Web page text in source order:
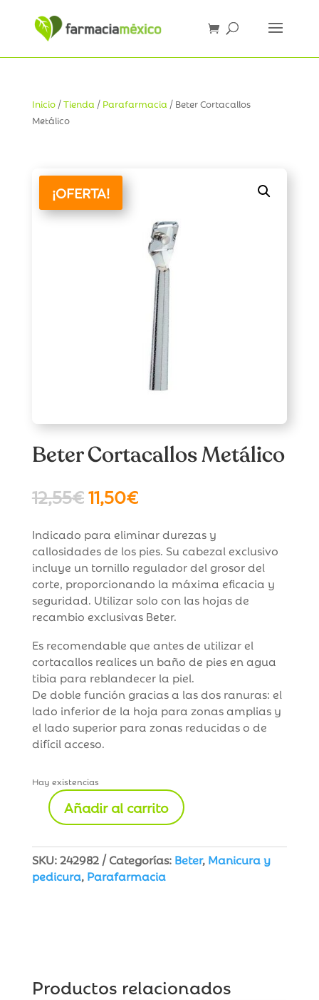
Inicio/Tienda / Parafarmacia / Beter Cortacallos
Metálico
¡OFERTA!
Beter Cortacallos Metálico
12,55€El
precio
original
era:
12,55€.
11,50€El
precio
actual
es:
11,50€.
Indicado para eliminar durezas y
callosidades de los pies. Su cabezal exclusivo
incluye un tornillo regulador del grosor del
corte, proporcionando la máxima eficacia y
seguridad. Utilizar solo con las hojas de
recambio exclusivas Beter.
Es recomendable que antes de utilizar el
cortacallos realices un baño de pies en agua
tibia para reblandecer la piel.
De doble función gracias a las dos ranuras: el
lado inferior de la hoja para zonas amplias y
el lado superior para zonas reducidas o de
difícil acceso.
Hay existencias
Beter
Metálico
cantidad
Añadir al carrito
SKU:242982 Categorías: Beter, Manicura y
pedicura, Parafarmacia
Productos relacionados